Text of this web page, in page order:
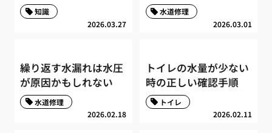
2026.03.27
知識
2026.03.01
水道修理
繰り返す水漏れは水圧
が原因かもしれない
2026.02.18
水道修理
トイレの水量が少ない
時の正しい確認手順
2026.02.11
トイレ